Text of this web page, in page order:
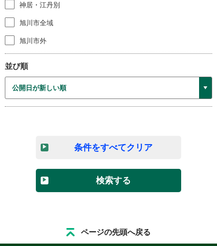
神居・江丹別
旭川市全域
旭川市外
並び順
条件をすべてクリア
検索する
ページの先頭へ戻る